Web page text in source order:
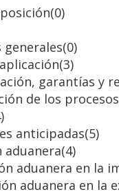
(0)
(0)
(3)
garantías y
de los procesos
anticipadas(5)
aduanera(4)
aduanera en la
aduanera en la